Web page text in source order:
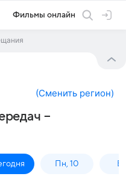
Фильмы онлайн
(Сменить регион)
–
Пн, 10